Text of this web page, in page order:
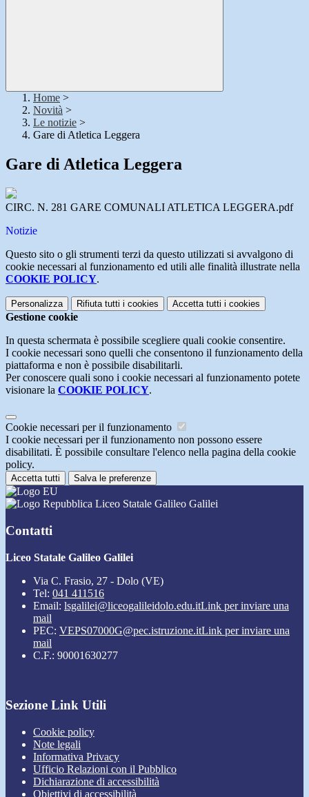
Home >
Novità >
Le notizie >
Gare di Atletica Leggera
Gare di Atletica Leggera
CIRC. N. 281 GARE COMUNALI ATLETICA LEGGERA.pdf
Notizie
Questo sito o gli strumenti terzi da questo utilizzati si avvalgono di
cookie necessari al funzionamento ed utili alle finalità illustrate nella
COOKIE POLICY.
Personalizza Rifiuta tutti i cookies Accetta tutti i cookies
Gestione cookie
In questa schermata è possibile scegliere quali cookie consentire.
I cookie necessari sono quelli che consentono il funzionamento della
piattaforma e non è possibile disabilitarli.
Per conoscere quali sono i cookie necessari al funzionamento potete
visionare la COOKIE POLICY.
Cookie necessari per il funzionamento
I cookie necessari per il funzionamento non possono essere
disabilitati. È possibile consultare l'elenco nella pagina della cookie
policy.
Accetta tutti Salva le preferenze
Liceo Statale Galileo Galilei
Contatti
Liceo Statale Galileo Galilei
Via C. Frasio, 27 - Dolo (VE)
Tel: 041 411516
Email: lsgalilei@liceogalileidolo.edu.itLink per inviare una
mail
PEC: VEPS07000G@pec.istruzione.itLink per inviare una
mail
C.F.: 90001630277
Sezione Link Utili
Cookie policy
Note legali
Informativa Privacy
Ufficio Relazioni con il Pubblico
Dichiarazione di accessibilità
Obiettivi di accessibilità